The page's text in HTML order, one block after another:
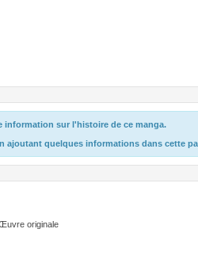
information sur l'histoire de ce manga.
ajoutant quelques informations dans cette
originale